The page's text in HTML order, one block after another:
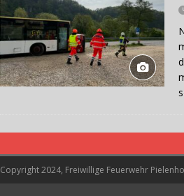
Copyright 2024, Freiwillige Feuerwehr